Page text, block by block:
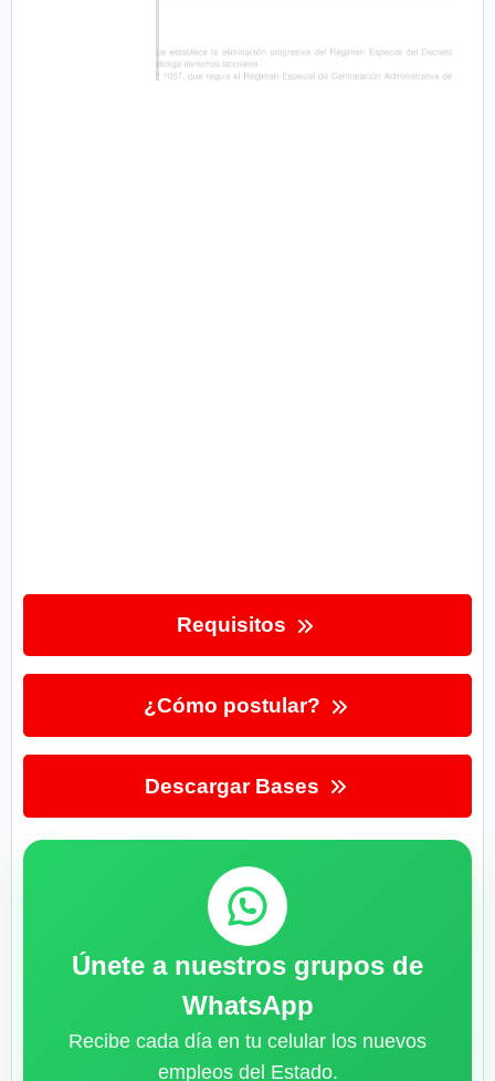
Requisitos
¿Cómo postular?
Descargar Bases
Únete a nuestros grupos de
WhatsApp
Recibe cada día en tu celular los nuevos
empleos del Estado.